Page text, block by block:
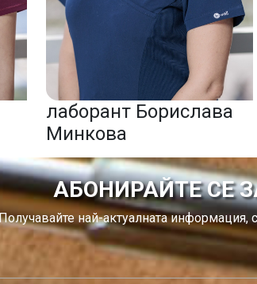
лаборант Борислава
Минкова
АБОНИРАЙТЕ СЕ
най-актуалната информация,